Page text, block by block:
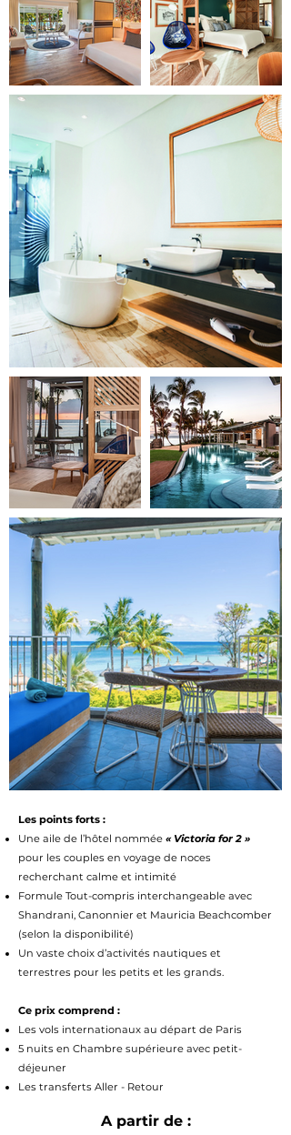
Les points forts :
Une aile de l’hôtel nommée « Victoria for 2 »
pour les couples en voyage de noces
recherchant calme et intimité
Formule Tout-compris interchangeable avec
Shandrani, Canonnier et Mauricia Beachcomber
(selon la disponibilité)
Un vaste choix d’activités nautiques et
terrestres pour les petits et les grands.
Ce prix comprend :
Les vols internationaux au départ de Paris
5 nuits en Chambre supérieure avec petit-
déjeuner
Les transferts Aller - Retour
A partir de :